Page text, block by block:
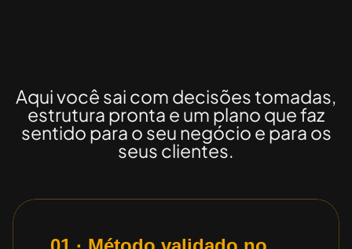
Aqui você sai com decisões tomadas,
estrutura pronta e um plano que faz
sentido para o seu negócio e para os
seus clientes.